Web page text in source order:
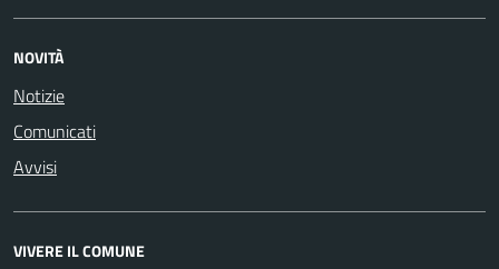
NOVITÀ
Notizie
Comunicati
Avvisi
VIVERE IL COMUNE